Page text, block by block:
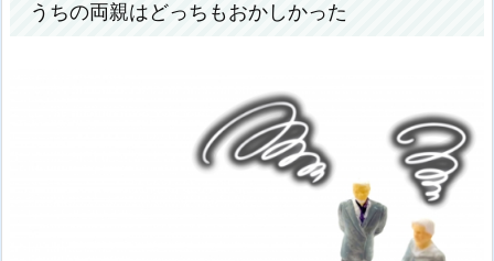
うちの両親はどっちもおかしかった